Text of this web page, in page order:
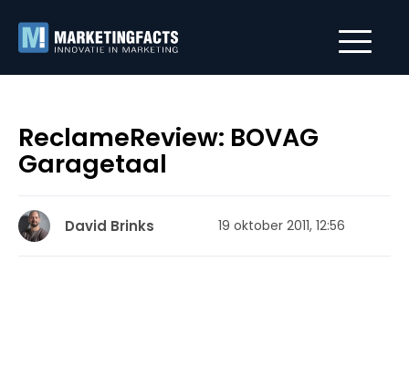
ReclameReview: BOVAG
Garagetaal
David Brinks 19 oktober 2011, 12:56